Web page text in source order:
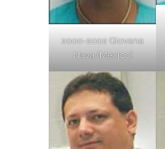
2000-2002 Giovana
Nava (Mexico)